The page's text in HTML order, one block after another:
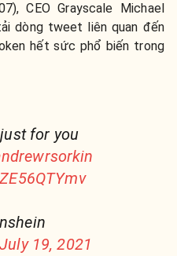
CEO Grayscale Michael
dòng tweet liên quan đến
hết sức phổ biến trong
for you
July 19, 2021